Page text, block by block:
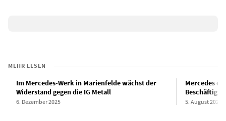
MEHR LESEN
Im Mercedes-Werk in Marienfelde wächst der
Widerstand gegen die IG Metall
6. Dezember 2025
Mercedes
5. August 2025